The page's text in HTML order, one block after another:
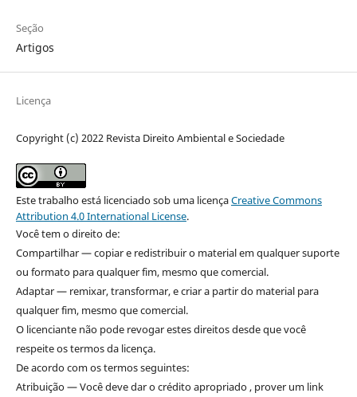
Seção
Artigos
Licença
Copyright (c) 2022 Revista Direito Ambiental e Sociedade
Este trabalho está licenciado sob uma licençaCreative Commons
Attribution 4.0 International License.
Você tem o direito de:
Compartilhar — copiar e redistribuir o material em qualquer suporte
ou formato para qualquer fim, mesmo que comercial.
Adaptar — remixar, transformar, e criar a partir do material para
qualquer fim, mesmo que comercial.
O licenciante não pode revogar estes direitos desde que você
respeite os termos da licença.
De acordo com os termos seguintes:
Atribuição — Você deve dar o crédito apropriado , prover um link